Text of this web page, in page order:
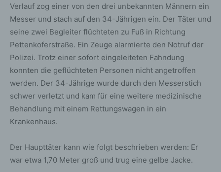
Verlauf zog einer von den drei unbekannten Männern ein
Messer und stach auf den 34-Jährigen ein. Der Täter und
seine zwei Begleiter flüchteten zu Fuß in Richtung
Pettenkoferstraße. Ein Zeuge alarmierte den Notruf der
Polizei. Trotz einer sofort eingeleiteten Fahndung
konnten die geflüchteten Personen nicht angetroffen
werden. Der 34-Jährige wurde durch den Messerstich
schwer verletzt und kam für eine weitere medizinische
Behandlung mit einem Rettungswagen in ein
Krankenhaus.
Der Haupttäter kann wie folgt beschrieben werden: Er
war etwa 1,70 Meter groß und trug eine gelbe Jacke.